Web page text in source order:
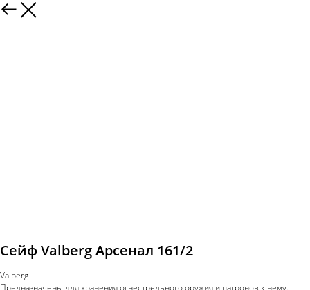
Сейф Valberg Арсенал 161/2
Valberg
Предназначены для хранения огнестрельного оружия и патронов к нему.